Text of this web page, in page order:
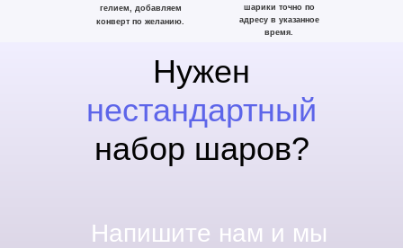
шарики точно по
адресу в указанное
время.
гелием, добавляем
конверт по желанию.
Нужен
нестандартный
набор шаров?
Напишите нам и мы